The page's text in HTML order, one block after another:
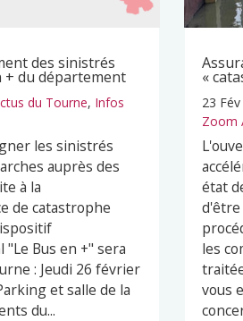
des sinistrés
+ du département
du Tourne, Infos
les sinistrés
auprès des
à la
de catastrophe
Bus en +" sera
: Jeudi 26 février
et salle de la
du...
«
23
Zoom
état
d'être
les
vous